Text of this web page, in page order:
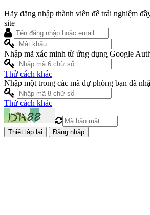
Hãy đăng nhập thành viên để trải nghiệm
site
Nhập mã xác minh từ ứng dụng Google
Thử cách khác
Nhập một trong các mã dự phòng bạn đã
Thử cách khác
Đăng nhập